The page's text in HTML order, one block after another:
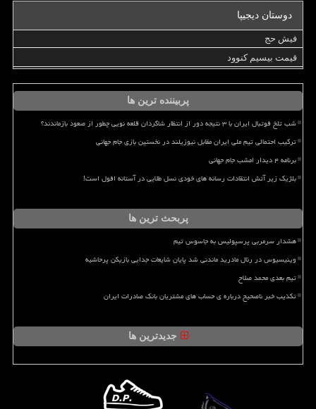
دوستان دیجیپا
فیش حج
قیمت بیسیم کنوود
پربیننده ترین ها
شب تلخ فوتبال ایران با ۳ نتیجه دور از انتظار شاگردان قلعه نویی چطور از صعود بازماندند؟
ترکیب احتمالی تیم ملی ایران مقابل نیوزیلند در نخستین بازی جام جهانی
برنامه ۴ دیدار امشب جام جهانی
بلژیک زیر آتش انتقادات رسانه های خودی نسل طلایی در آستانه افول است!
پربحث ترین ها
هشدار سرمربی پرسپولیس به جاسوس تیم
وینیسیوس در رئال مادرید ماندنی شد پایان شایعات جدایی بازیکن پرحاشیه
تیم بعدی محمد صلاح
تکذیب خبر ناصحیح درباره ی حساب های مشتریان بانک صادرات ایران
جدیدترین ها